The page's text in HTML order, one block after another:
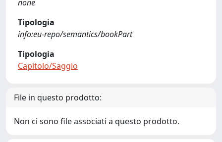
none
Tipologia
info:eu-repo/semantics/bookPart
Tipologia
Capitolo/Saggio
File in questo prodotto:
Non ci sono file associati a questo prodotto.